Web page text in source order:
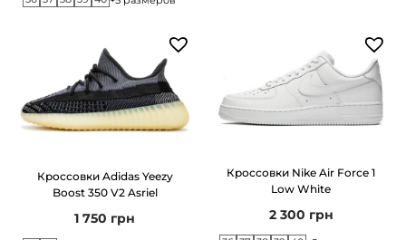
Кроссовки Adidas Yeezy
Boost 350 V2 Asriel
1 750 грн
Кроссовки Nike Air Force 1
Low White
2 300 грн